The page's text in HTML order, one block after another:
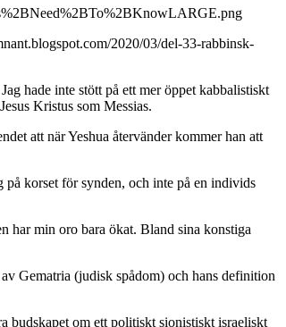
2020/03/del-33-rabbinsk-
hade inte stött på ett mer öppet kabbalistiskt
Kristus som Messias.
att när Yeshua återvänder kommer han att
på korset för synden, och inte på en individs
har min oro bara ökat. Bland sina konstiga
Gematria (judisk spådom) och hans definition
budskapet om ett politiskt sionistiskt israeliskt